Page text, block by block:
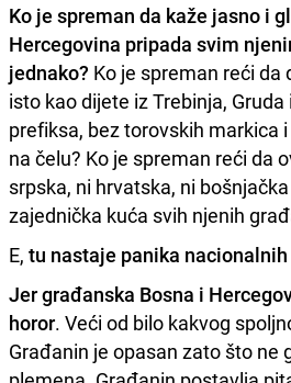
Ko je spreman da kaže jasno i
Hercegovina pripada svim
jednako? Ko je spreman reći da
isto kao dijete iz Trebinja, Gruda
prefiksa, bez torovskih markica
na čelu? Ko je spreman reći da
srpska, ni hrvatska, ni
zajednička kuća svih njenih
E, tu nastaje panika
Jer građanska Bosna i
horor. Veći od bilo kakvog
Građanin je opasan zato što ne